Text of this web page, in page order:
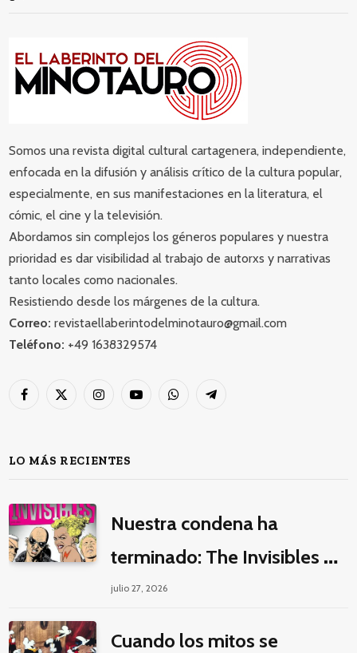
Somos una revista digital cultural cartagenera, independiente,
enfocada en la difusión y análisis crítico de la cultura popular,
especialmente, en sus manifestaciones en la literatura, el
cómic, el cine y la televisión.
Abordamos sin complejos los géneros populares y nuestra
prioridad es dar visibilidad al trabajo de autorxs y narrativas
tanto locales como nacionales.
Resistiendo desde los márgenes de la cultura.
Correo: revistaellaberintodelminotauro@gmail.com
Teléfono: +49 1638329574
Facebook
X
InstagramYouTubeWhatsAppTelegram
LO MÁS RECIENTES
Nuestra condena ha
terminado: The Invisibles y
la guerra por la imaginación
julio 27, 2026
Cuando los mitos se